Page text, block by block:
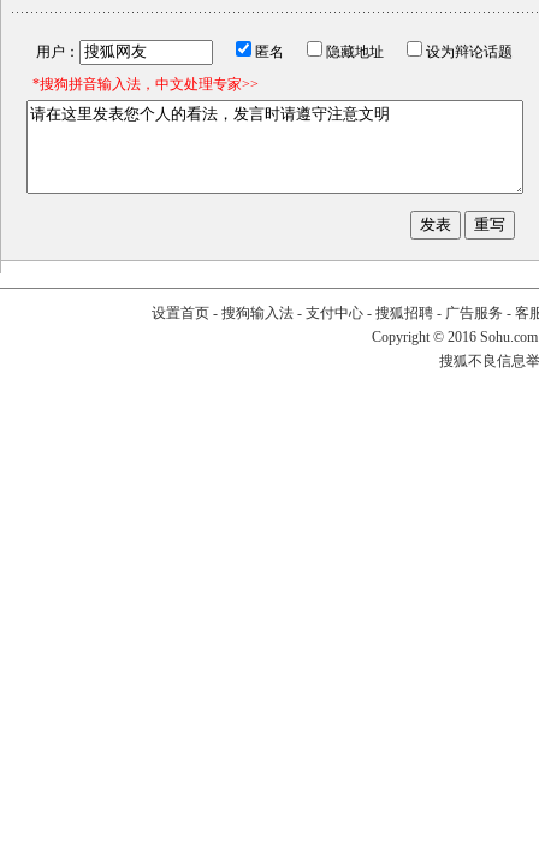
用户： 匿名 隐藏地址
设为辩论话题
*搜狗拼音输入法，中文处理专家>>
设置首页- 搜狗输入法- 支付中心- 搜狐招聘- 广告服务 - 客
Copyright © 2016
搜狐不良信息